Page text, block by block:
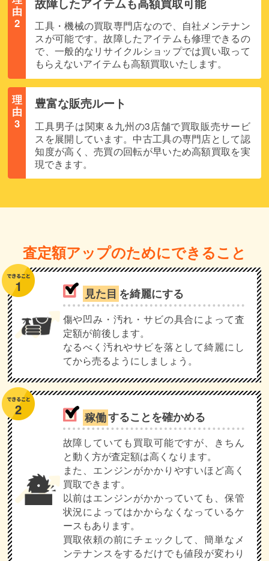
由
2
工具・機械の買取専門店なので、自社メンテナン
スが可能です。故障したアイテムも修理できるの
で、一般的なリサイクルショップでは買い取って
もらえないアイテムも高額買取いたします。
理
由
3
豊富な販売ルート
工具男子は関東＆九州の3店舗で買取販売サービ
スを展開しています。中古工具の専門店として認
知度が高く、売買の回転が早いため高額買取を実
現できます。
査定額アップのためにできること
見た目 を綺麗にする
傷や凹み・汚れ・サビの具合によって査
定額が前後します。
なるべく汚れやサビを落として綺麗にし
てから売るようにしましょう。
稼働することを確かめる
故障していても買取可能ですが、きちん
と動く方が査定額は高くなります。
また、エンジンがかかりやすいほど高く
買取できます。
以前はエンジンがかかっていても、保管
状況によってはかからなくなっているケ
ースもあります。
買取依頼の前にチェックして、簡単なメ
ンテナンスをするだけでも値段が変わり